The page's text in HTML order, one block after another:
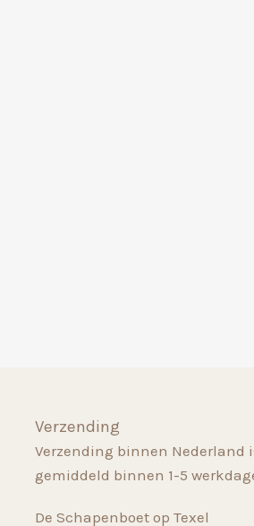
Verzending
Verzending binnen Nederland
gemiddeld binnen 1-5
De Schapenboet op Texel